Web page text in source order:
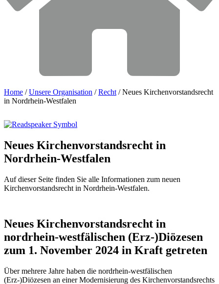
Home /Unsere Organisation /Recht /Neues Kirchenvorstandsrecht
in Nordrhein-Westfalen
Neues Kirchenvorstandsrecht in
Nordrhein-Westfalen
Auf dieser Seite finden Sie alle Informationen zum neuen
Kirchenvorstandsrecht in Nordrhein-Westfalen.
Neues Kirchenvorstandsrecht in
nordrhein-westfälischen (Erz-)Diözesen
zum 1. November 2024 in Kraft getreten
Über mehrere Jahre haben die nordrhein-westfälischen
(Erz-)Diözesen an einer Modernisierung des Kirchenvorstandsrechts